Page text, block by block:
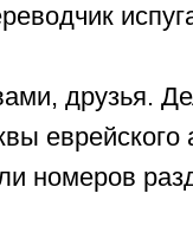
друзья.
номеров